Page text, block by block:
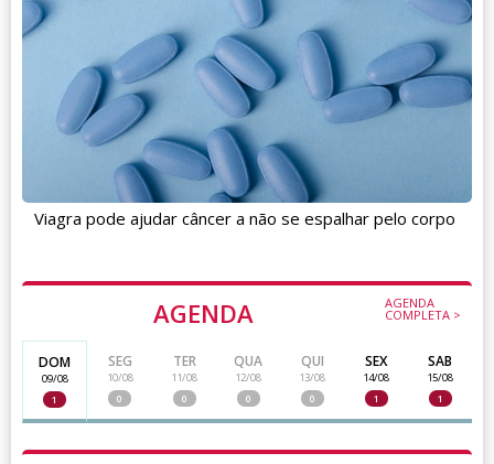
AGENDA AGENDA
COMPLETA >
DOM
09/08
1
SEG
10/08
0
TER
11/08
0
QUA
12/08
0
QUI
13/08
0
SEX
14/08
1
SAB
15/08
1
Viagra pode ajudar câncer a não se espalhar pelo corpo